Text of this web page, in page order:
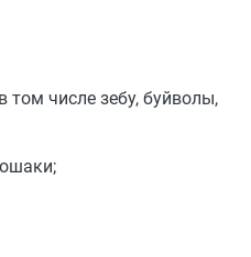
том числе зебу, буйволы,